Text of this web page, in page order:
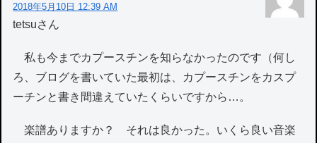
2018年5月10日 12:39 AM
tetsuさん
私も今までカプースチンを知らなかったのです（何し
ろ、ブログを書いていた最初は、カプースチンをカスプ
ーチンと書き間違えていたくらいですから…。
楽譜ありますか？ それは良かった。いくら良い音楽